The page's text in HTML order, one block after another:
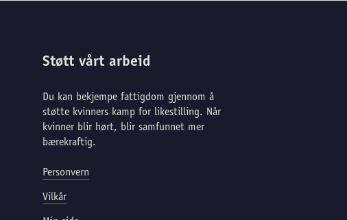
Støtt vårt arbeid
Du kan bekjempe fattigdom gjennom å
støtte kvinners kamp for likestilling. Når
kvinner blir hørt, blir samfunnet mer
bærekraftig.
Personvern
Vilkår